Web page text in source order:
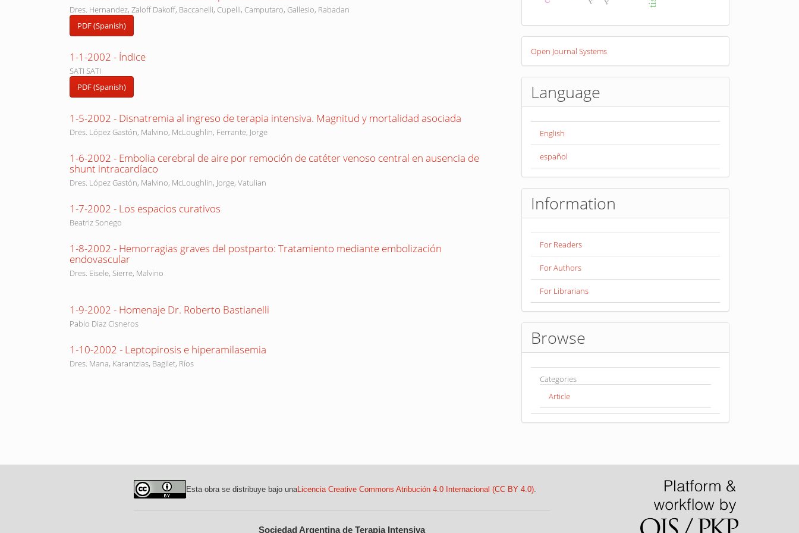
Dres. Hernandez, Zaloff Dakoff, Baccanelli, Cupelli, Camputaro, Gallesio, Rabadan
PDF (Spanish)
1-1-2002 - Índice
SATI SATI
PDF (Spanish)
1-5-2002 - Disnatremia al ingreso de terapia intensiva. Magnitud y mortalidad asociada
Dres. López Gastón, Malvino, McLoughlin, Ferrante, Jorge
1-6-2002 - Embolia cerebral de aire por remoción de catéter venoso central en ausencia de
shunt intracardíaco
Dres. López Gastón, Malvino, McLoughlin, Jorge, Vatulian
1-7-2002 - Los espacios curativos
Beatriz Sonego
1-8-2002 - Hemorragias graves del postparto: Tratamiento mediante embolización
endovascular
Dres. Eisele, Sierre, Malvino
1-9-2002 - Homenaje Dr. Roberto Bastianelli
Pablo Diaz Cisneros
1-10-2002 - Leptopirosis e hiperamilasemia
Dres. Mana, Karantzias, Bagilet, Ríos
Developed
ByOpen Journal Systems
Language
English
español
Information
For Readers
For Authors
For Librarians
Browse
Categories
Article
Esta obra se distribuye bajo unaLicencia Creative Commons Atribución 4.0 Internacional (CC BY 4.0).
Sociedad Argentina de Terapia Intensiva